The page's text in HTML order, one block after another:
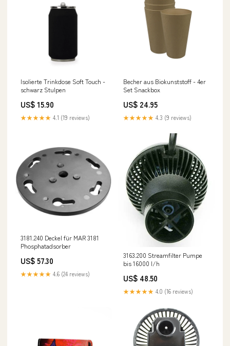
Isolierte Trinkdose Soft Touch -
schwarz Stulpen
US$ 15.90
★★★★★ 4.1 (19 reviews)
Becher aus Biokunststoff - 4er
Set Snackbox
US$ 24.95
★★★★★ 4.3 (9 reviews)
3181.240 Deckel für MAR 3181
Phosphatadsorber
US$ 57.30
★★★★★ 4.6 (24 reviews)
3163.200 Streamfilter Pumpe
bis 16000 l/h
US$ 48.50
★★★★★ 4.0 (16 reviews)